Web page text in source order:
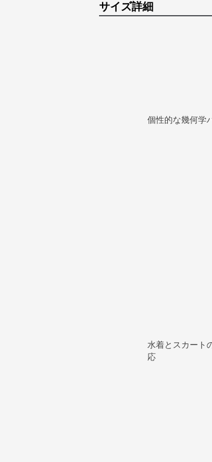
サイズ詳細
個性的な幾何学
水着とスカート
応